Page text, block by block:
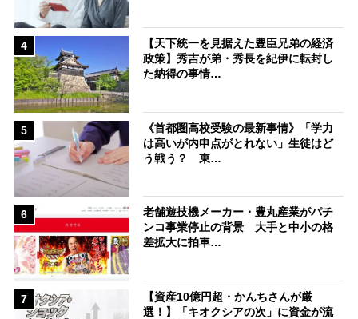
4
【天下統一を見据えた豊臣兄弟の経済
政策】秀吉が弟・秀長を紀伊に転封し
た納得の事情…
5
《首都圏高校受験の最新事情》「学力
は高いが内申点がとれない」生徒はど
う戦う？ 東…
6
老舗遊技機メーカー・豊丸産業がパチ
ンコ事業停止の背景 大手と中小の格
差拡大に拍車…
7
【資産10億円超・かんちさんが厳
選！】「キオクシアの次」に資金が流